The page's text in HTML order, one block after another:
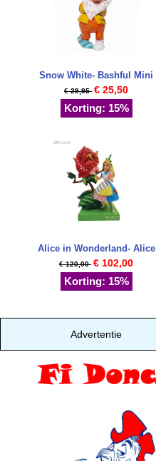
Snow White- Bashful Mini
€ 29,95 € 25,50
Korting: 15%
Alice in Wonderland- Alice
€ 120,00 € 102,00
Korting: 15%
Advertentie